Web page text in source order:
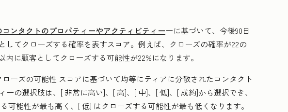
コンタクトのプロパティーやアクティビティーーに基づいて、今後90日
してクローズする確率を表すスコア。例えば、クローズの確率が22の
内に顧客としてクローズする可能性が22%になります。
ローズの可能性 スコアに基づいて均等にティアに分散されたコンタクト
ーの選択肢は、[ 非常に高い]、[ 高]、[ 中]、[低]、[成約]から選択でき、
可能性が最も高く、[低] はクローズする可能性が最も低くなります。